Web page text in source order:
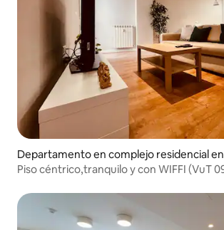
Departamento en complejo residencial
rgos
Piso céntrico,tranquilo y con